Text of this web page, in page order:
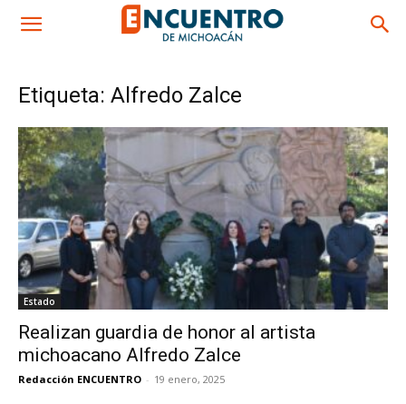
Etiqueta: Alfredo Zalce
Estado
Realizan guardia de honor al artista
michoacano Alfredo Zalce
Redacción ENCUENTRO - 19 enero, 2025